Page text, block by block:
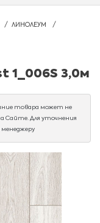
ЛИНОЛЕУМ
1_006S 3,0м
товара может не
Сайте. Для уточнения